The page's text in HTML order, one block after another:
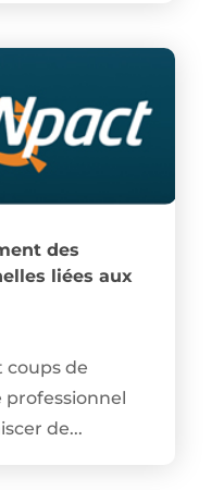
des
liées aux
coups de
de...